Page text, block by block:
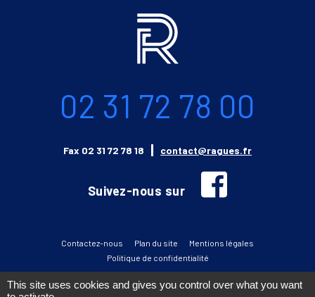
02 31 72 78 00
Fax 02 31 72 78 18 Emailcontact@ragues.fr
Suivez-nous sur
facebook
Contactez-nous Plan du site
Mentions légales
Politique de confidentialité
This site uses cookies and gives you control over what you want